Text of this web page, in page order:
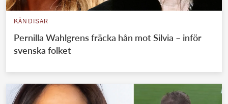
KÄNDISAR
Pernilla Wahlgrens fräcka hån mot Silvia – inför
svenska folket